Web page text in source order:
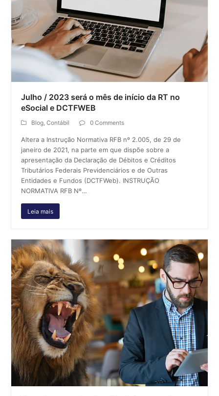
Julho / 2023 será o mês de início da RT no
eSocial e DCTFWEB
Blog,Contábil 0 Comments
Altera a Instrução Normativa RFB nº 2.005, de 29 de
janeiro de 2021, na parte em que dispõe sobre a
apresentação da Declaração de Débitos e Créditos
Tributários Federais Previdenciários e de Outras
Entidades e Fundos (DCTFWeb). INSTRUÇÃO
NORMATIVA RFB Nº…
Leia mais